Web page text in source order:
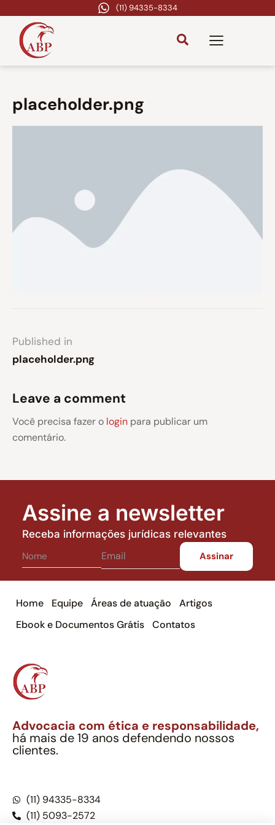
(11) 94335-8334
placeholder.png
Published in
placeholder.png
Leave a comment
Você precisa fazer o login para publicar um
comentário.
Assine a newsletter
Receba informações jurídicas relevantes
Home Equipe Áreas de atuação
Artigos
Ebook e Documentos Grátis
Contatos
Advocacia com ética e responsabilidade,
há mais de 19 anos defendendo nossos
clientes.
(11) 94335-8334
(11) 5093-2572